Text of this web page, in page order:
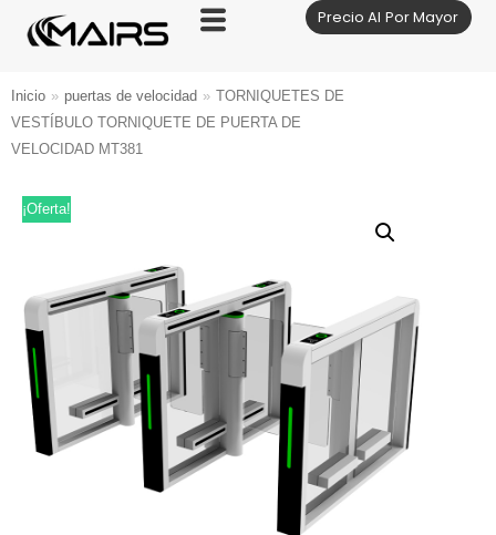
Saltar
al
Precio Al Por Mayor
Inicio » puertas de velocidad » TORNIQUETES DE
VESTÍBULO TORNIQUETE DE PUERTA DE
VELOCIDAD MT381
¡Oferta!